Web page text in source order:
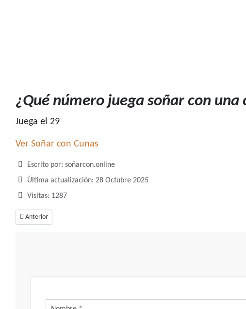
¿Qué número juega soñar con una
Juega el 29
Ver Soñar con Cunas
Detalles
Escrito por: soñarcon.online
Última actualización: 28 Octubre 2025
Visitas: 1287
Artículo anterior: ¿Qué número juega soñar con culebras?
Anterior